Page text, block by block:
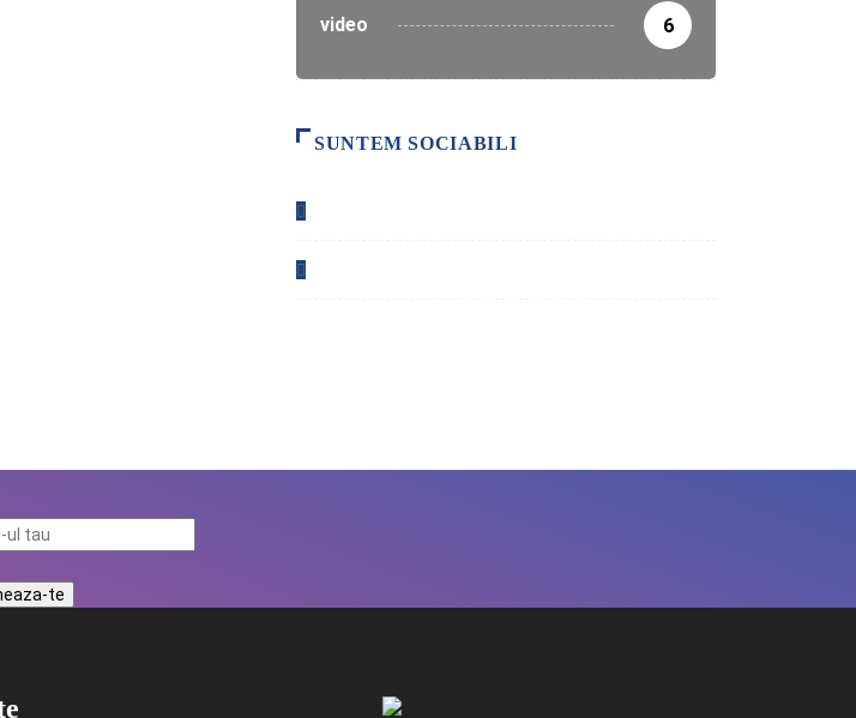
video 6
SUNTEM SOCIABILI